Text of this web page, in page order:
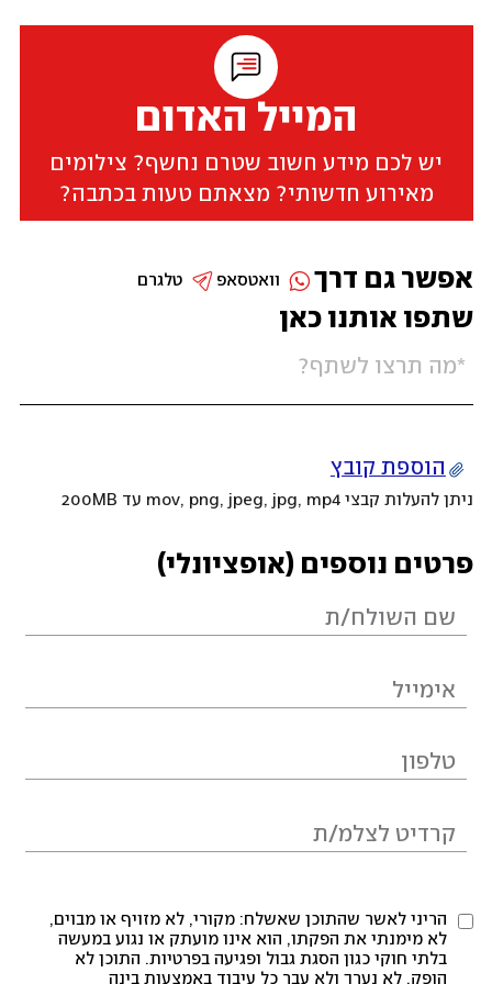
המייל האדום
יש לכם מידע חשוב שטרם נחשף? צילומים
מאירוע חדשותי? מצאתם טעות בכתבה?
שתפו אותנו כאן
הוספת קובץ
ניתן להעלות קבצי mov, png, jpeg, jpg, mp4 עד 200MB
פרטים נוספים (אופציונלי)
הריני לאשר שהתוכן שאשלח: מקורי, לא מזויף או מבוים,
לא מימנתי את הפקתו, הוא אינו מועתק או נגוע במעשה
בלתי חוקי כגון הסגת גבול ופגיעה בפרטיות. התוכן לא
הופק, לא נערך ולא עבר כל עיבוד באמצעות בינה
אפשר גם דרך טלגרם וואטסאפ